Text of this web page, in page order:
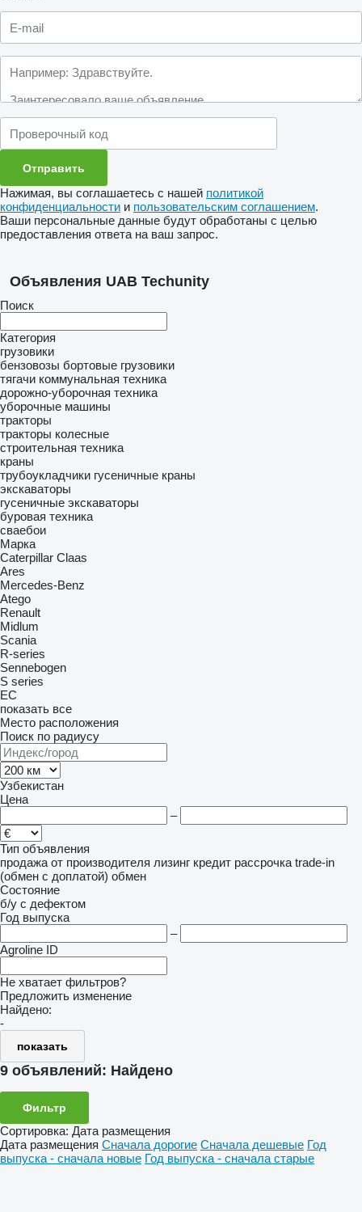
Нажимая, вы соглашаетесь с нашей политикой
конфиденциальности и пользовательским соглашением.
Ваши персональные данные будут обработаны с целью
предоставления ответа на ваш запрос.
Объявления UAB Techunity
Поиск
Категория
грузовики
бензовозы бортовые грузовики
тягачи коммунальная техника
дорожно-уборочная техника
уборочные машины
тракторы
тракторы колесные
строительная техника
краны
трубоукладчики гусеничные краны
экскаваторы
гусеничные экскаваторы
буровая техника
сваебои
Марка
Caterpillar Claas
Ares
Mercedes-Benz
Atego
Renault
Midlum
Scania
R-series
Sennebogen
S series
EC
показать все
Место расположения
Поиск по радиусу
Узбекистан
Цена
–
Тип объявления
продажа от производителя лизинг кредит рассрочка trade-in
(обмен с доплатой) обмен
Состояние
б/у с дефектом
Год выпуска
–
Agroline ID
Не хватает фильтров?
Предложить изменение
Найдено:
-
показать
9 объявлений: Найдено
Фильтр
Сортировка: Дата размещения
Дата размещения Сначала дорогие Сначала дешевые Год
выпуска - сначала новые Год выпуска - сначала старые